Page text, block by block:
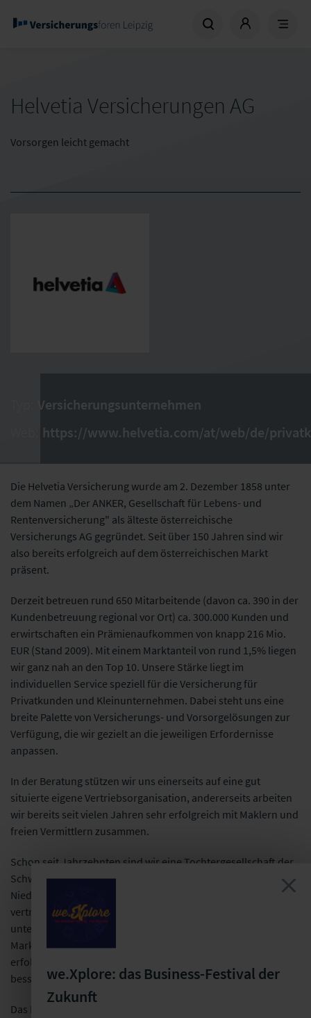
Helvetia Versicherungen AG
Vorsorgen leicht gemacht
Versicherungsunternehmen
https://www.helvetia.com/at/web/de/
Die Helvetia Versicherung wurde am 2. Dezember 1858 unter
dem Namen „Der ANKER, Gesellschaft für Lebens- und
Rentenversicherung" als älteste österreichische
Versicherungs AG gegründet. Seit über 150 Jahren sind wir
also bereits erfolgreich auf dem österreichischen Markt
präsent.
Derzeit betreuen rund 650 Mitarbeitende (davon ca. 390 in der
Kundenbetreuung regional vor Ort) ca. 300.000 Kunden und
erwirtschaften ein Prämienaufkommen von knapp 216 Mio.
EUR (Stand 2009). Mit einem Marktanteil von rund 1,5% liegen
wir ganz nah an den Top 10. Unsere Stärke liegt im
individuellen Service speziell für die Versicherung für
Privatkunden und Kleinunternehmen. Dabei steht uns eine
breite Palette von Versicherungs- und Vorsorgelösungen zur
Verfügung, die wir gezielt an die jeweiligen Erfordernisse
anpassen.
In der Beratung stützen wir uns einerseits auf eine gut
situierte eigene Vertriebsorganisation, andererseits arbeiten
wir bereits seit vielen Jahren sehr erfolgreich mit Maklern und
freien Vermittlern zusammen.
Schon seit Jahrzehnten sind wir eine Tochtergesellschaft der
Schweizer Versicherung Helvetia mit Sitz in St. Gallen, die mit
Niederlassungen sowie Tochtergesellschaften in Europa
vertreten ist. Seit Oktober 2006 treten wir auch in Österreich
unter dem Markennamen Helvetia auf. Mit dieser starken
Marke können wir unsere Zugehörigkeit zu einer international
erfolgreichen, schweizerisch geprägten Versicherung noch
besser zum Ausdruck bringen.
Das Nischengeschäft der Transport-Versicherung betreiben
we.Xplore: das Business-Festival der
Zukunft